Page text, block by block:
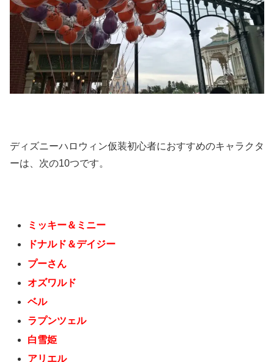
ディズニーハロウィン仮装初心者におすすめのキャラクタ
ーは、次の10つです。
ミッキー＆ミニー
ドナルド＆デイジー
プーさん
オズワルド
ベル
ラプンツェル
白雪姫
アリエル